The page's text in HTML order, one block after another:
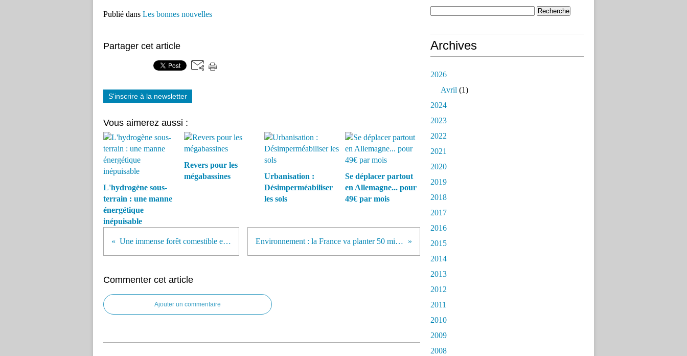
Publié dans Les bonnes nouvelles
Partager cet article
S'inscrire à la newsletter
Vous aimerez aussi :
L'hydrogène sous-
terrain : une manne
énergétique
inépuisable
Revers pour les
mégabassines
Urbanisation :
Désimperméabiliser
les sols
Se déplacer partout
en Allemagne... pour
49€ par mois
Une immense forêt comestible en construction dans les Landes Environnement : la France va planter 50 millions d’arbres pour repeupler ses forêts
Commenter cet article
Ajouter un commentaire
Archives
2026
Avril (1)
2024
2023
2022
2021
2020
2019
2018
2017
2016
2015
2014
2013
2012
2011
2010
2009
2008